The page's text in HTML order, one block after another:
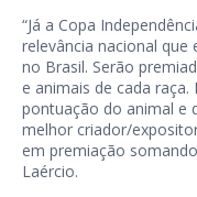
“Já a Copa
relevância nacional
no Brasil. Serão
e animais de cada
pontuação do animal e
melhor criador/
em premiação
Laércio.